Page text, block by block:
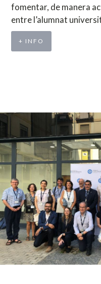
fomentar, de manera
entre l’alumnat
+ INFO